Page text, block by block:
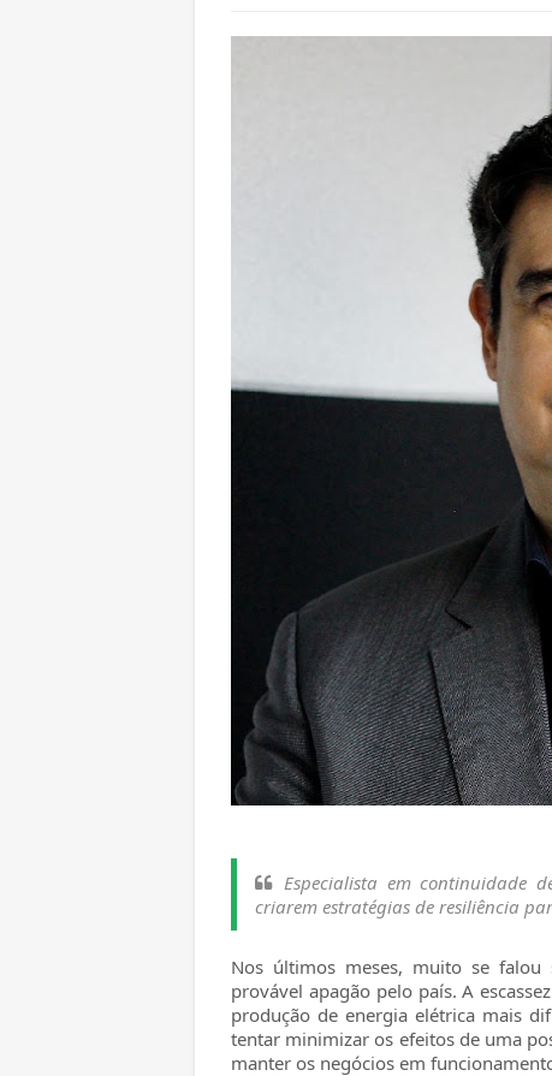
Especialista em continuidade
criarem estratégias de resiliência
Nos últimos meses, muito se
provável apagão pelo país. A
produção de energia elétrica mais
tentar minimizar os efeitos de uma
manter os negócios em